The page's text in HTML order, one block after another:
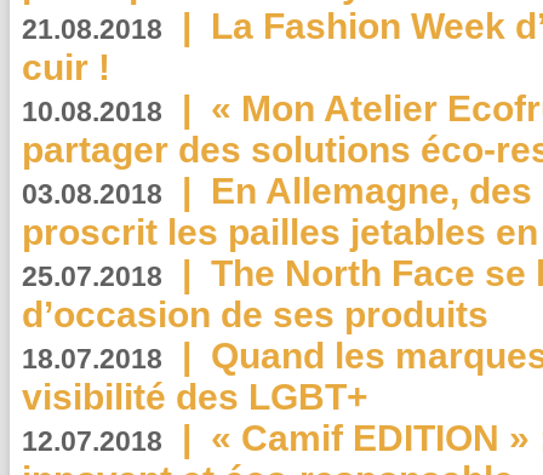
21.08.2018 | La Fashion Week
cuir !
10.08.2018 | « Mon Atelier
partager des solutions éco-
03.08.2018 | En Allemagne,
proscrit les pailles jetables
25.07.2018 | The North Face se
d’occasion de ses produits
18.07.2018 | Quand les
visibilité des LGBT+
12.07.2018 | « Camif EDITION